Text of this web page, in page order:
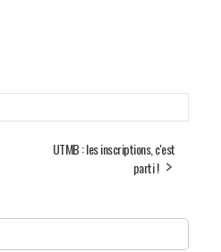
UTMB : les inscriptions, c'est
parti !